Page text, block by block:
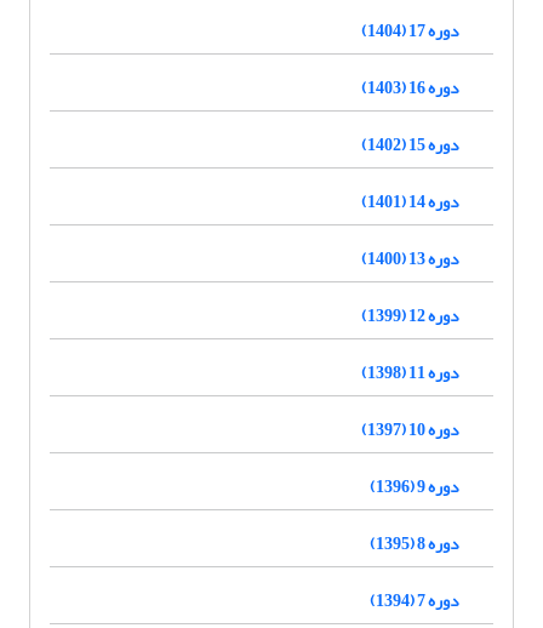
دوره 17 (1404)
دوره 16 (1403)
دوره 15 (1402)
دوره 14 (1401)
دوره 13 (1400)
دوره 12 (1399)
دوره 11 (1398)
دوره 10 (1397)
دوره 9 (1396)
دوره 8 (1395)
دوره 7 (1394)